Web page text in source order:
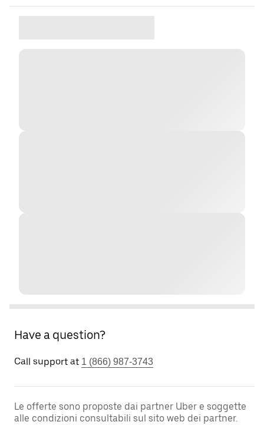
Have a question?
Call support at 1 (866) 987-3743
Le offerte sono proposte dai partner Uber e soggette
alle condizioni consultabili sul sito web dei partner.